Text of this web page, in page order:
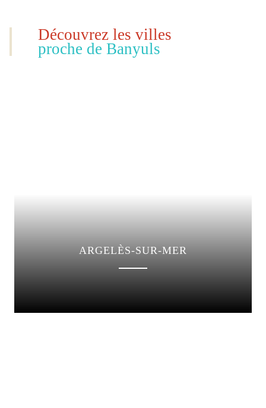
Découvrez les villes
proche de Banyuls
ARGELÈS-SUR-MER